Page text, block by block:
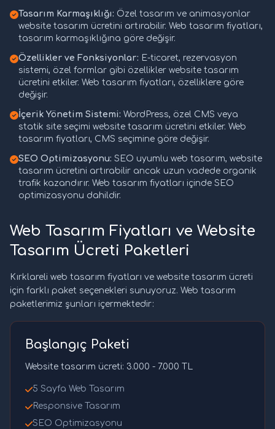
Tasarım Karmaşıklığı: Özel tasarım ve animasyonlar
website tasarım ücretini artırabilir. Web tasarım fiyatları,
tasarım karmaşıklığına göre değişir.
Özellikler ve Fonksiyonlar: E-ticaret, rezervasyon
sistemi, özel formlar gibi özellikler website tasarım
ücretini etkiler. Web tasarım fiyatları, özelliklere göre
değişir.
İçerik Yönetim Sistemi: WordPress, özel CMS veya
statik site seçimi website tasarım ücretini etkiler. Web
tasarım fiyatları, CMS seçimine göre değişir.
SEO Optimizasyonu: SEO uyumlu web tasarım, website
tasarım ücretini artırabilir ancak uzun vadede organik
trafik kazandırır. Web tasarım fiyatları içinde SEO
optimizasyonu dahildir.
Web Tasarım Fiyatları ve Website
Tasarım Ücreti Paketleri
Kırklareli web tasarım fiyatları ve website tasarım ücreti
için farklı paket seçenekleri sunuyoruz. Web tasarım
paketlerimiz şunları içermektedir:
Başlangıç Paketi
Website tasarım ücreti: 3.000 - 7.000 TL
5 Sayfa Web Tasarım
Responsive Tasarım
SEO Optimizasyonu